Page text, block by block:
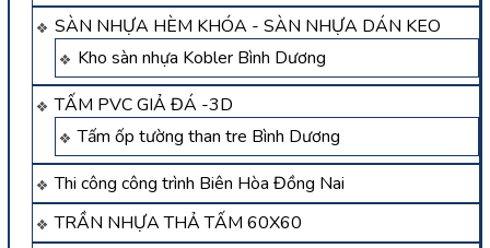
SÀN NHỰA HÈM KHÓA - SÀN NHỰA DÁN KEO
Kho sàn nhựa Kobler Bình Dương
TẤM PVC GIẢ ĐÁ -3D
Tấm ốp tường than tre Bình Dương
Thi công công trình Biên Hòa Đồng Nai
TRẦN NHỰA THẢ TẤM 60X60